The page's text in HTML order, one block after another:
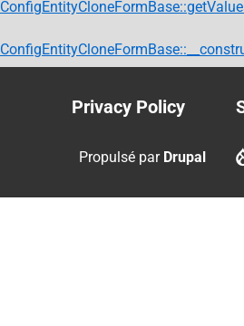
Footer
menu
Privacy Policy
Propulsé par Drupal